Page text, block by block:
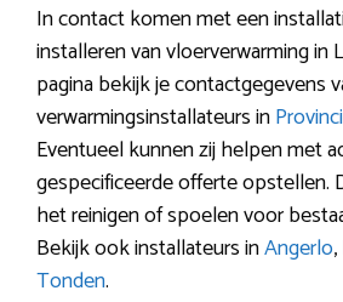
In contact komen met een
installeren van vloerverwarming in
pagina bekijk je contactgegevens
verwarmingsinstallateurs in
Eventueel kunnen zij helpen met
gespecificeerde offerte opstellen.
het reinigen of spoelen voor
Bekijk ook installateurs inAngerlo,
Tonden.